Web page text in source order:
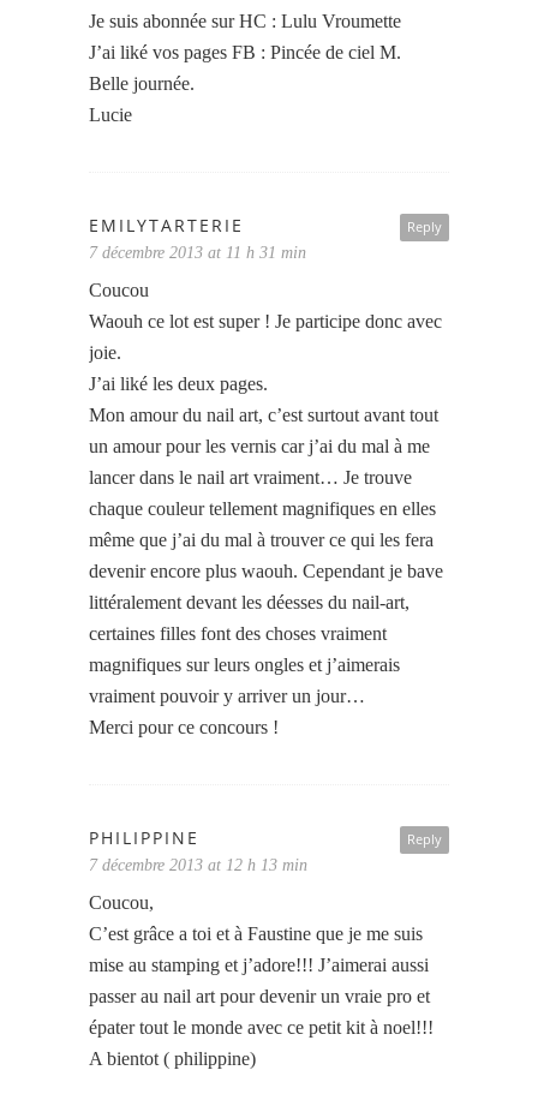
Je suis abonnée sur HC : Lulu Vroumette
J’ai liké vos pages FB : Pincée de ciel M.
Belle journée.
Lucie
Reply
EMILYTARTERIE
7 décembre 2013 at 11 h 31 min
Coucou
Waouh ce lot est super ! Je participe donc avec
joie.
J’ai liké les deux pages.
Mon amour du nail art, c’est surtout avant tout
un amour pour les vernis car j’ai du mal à me
lancer dans le nail art vraiment… Je trouve
chaque couleur tellement magnifiques en elles
même que j’ai du mal à trouver ce qui les fera
devenir encore plus waouh. Cependant je bave
littéralement devant les déesses du nail-art,
certaines filles font des choses vraiment
magnifiques sur leurs ongles et j’aimerais
vraiment pouvoir y arriver un jour…
Merci pour ce concours !
Reply
PHILIPPINE
7 décembre 2013 at 12 h 13 min
Coucou,
C’est grâce a toi et à Faustine que je me suis
mise au stamping et j’adore!!! J’aimerai aussi
passer au nail art pour devenir un vraie pro et
épater tout le monde avec ce petit kit à noel!!!
A bientot ( philippine)